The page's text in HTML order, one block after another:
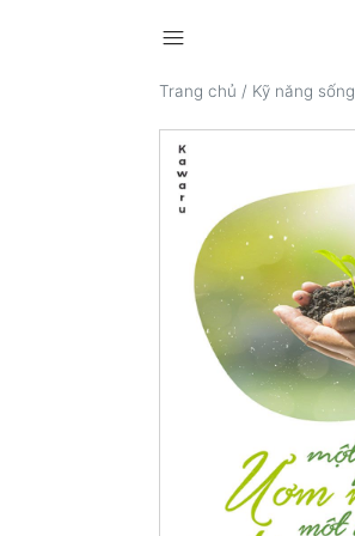
menu
Trang chủ / Kỹ năng sống